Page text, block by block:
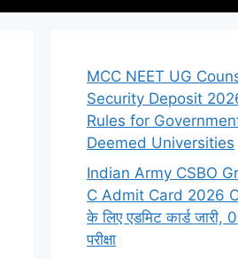
MCC NEET UG
Security Deposit
Rules for
Deemed Universities
Indian Army CSBO
C Admit Card 2026
के लिए एडमिट कार्ड जारी,
परीक्षा